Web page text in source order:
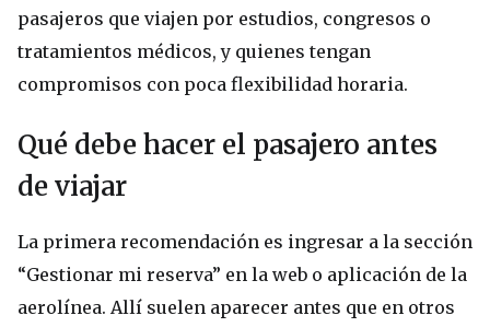
pasajeros que viajen por estudios, congresos o
tratamientos médicos, y quienes tengan
compromisos con poca flexibilidad horaria.
Qué debe hacer el pasajero antes
de viajar
La primera recomendación es ingresar a la sección
“Gestionar mi reserva” en la web o aplicación de la
aerolínea. Allí suelen aparecer antes que en otros